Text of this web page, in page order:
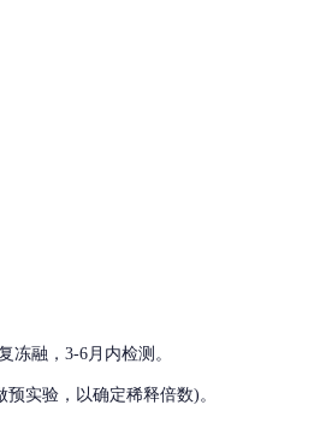
融，3-6月内检测。
预实验，以确定稀释倍数)。